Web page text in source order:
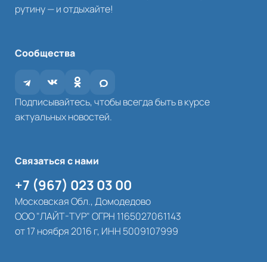
рутину — и отдыхайте!
Сообщества
Подписывайтесь, чтобы всегда быть в курсе
актуальных новостей.
Связаться с нами
+7 (967) 023 03 00
Московская Обл., Домодедово
ООО "ЛАЙТ-ТУР" ОГРН 1165027061143
от 17 ноября 2016 г, ИНН 5009107999